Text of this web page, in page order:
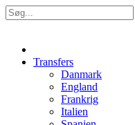
Transfers
Danmark
England
Frankrig
Italien